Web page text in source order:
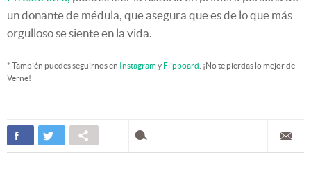
un donante de médula, que asegura que es de lo que más
orgulloso se siente en la vida.
* También puedes seguirnos en Instagramy Flipboard . ¡No te pierdas lo mejor de
Verne!